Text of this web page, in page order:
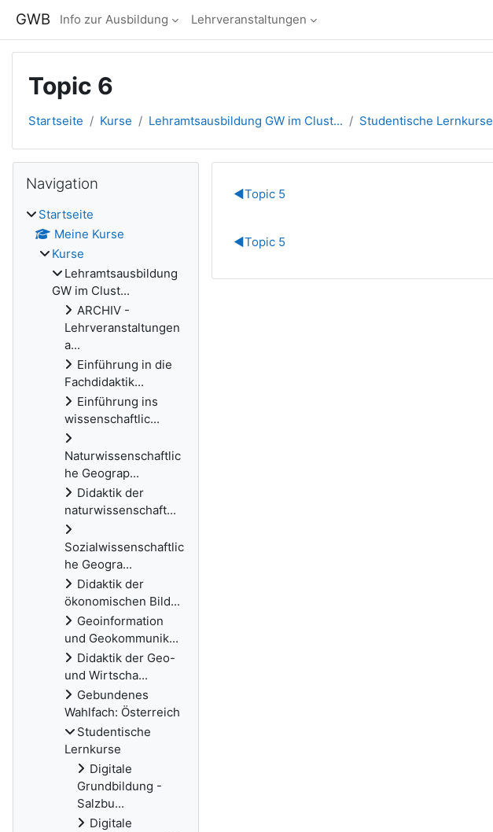
GWB Info zur Ausbildung Lehrveranstaltungen
Topic 6
Startseite Kurse Lehramtsausbildung GW im Clust... Studentische Lernkurse
Abschnittsübersicht
◀︎Topic 5
◀︎Topic 5
Blöcke
Navigation
Startseite
Meine Kurse
Kurse
Lehramtsausbildung
GW im Clust...
ARCHIV -
Lehrveranstaltungen
a...
Einführung in die
Fachdidaktik...
Einführung ins
wissenschaftlic...
Naturwissenschaftlic
he Geograp...
Didaktik der
naturwissenschaft...
Sozialwissenschaftlic
he Geogra...
Didaktik der
ökonomischen Bild...
Geoinformation
und Geokommunik...
Didaktik der Geo-
und Wirtscha...
Gebundenes
Wahlfach: Österreich
Studentische
Lernkurse
Digitale
Grundbildung -
Salzbu...
Digitale